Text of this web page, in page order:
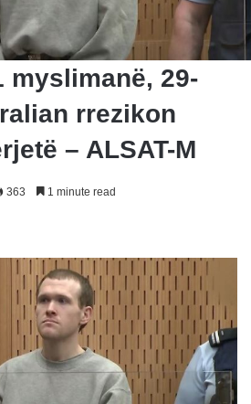
myslimanë, 29-
rrezikon
– ALSAT-M
363 1 minute read